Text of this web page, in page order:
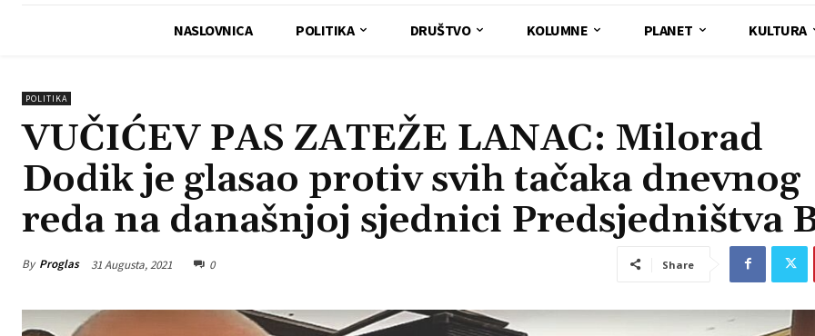
NASLOVNICA POLITIKA DRUŠTVO KOLUMNE PLANET KULTURA
POLITIKA
VUČIĆEV PAS ZATEŽE LANAC: Milorad
Dodik je glasao protiv svih tačaka dnevnog
reda na današnjoj sjednici Predsjedništva
By Proglas 31 Augusta, 2021 0 Share